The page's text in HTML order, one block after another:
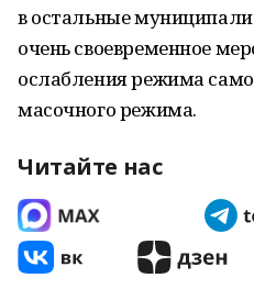
в остальные
очень своевременное
ослабления режима
масочного режима.
Читайте нас